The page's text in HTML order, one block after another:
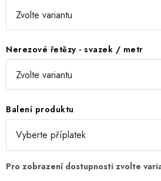
Nerezové řetězy - svazek / metr
Balení produktu